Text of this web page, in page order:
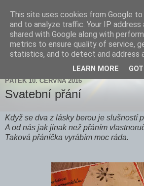
Zdenička
PÁTEK 10. ČERVNA 2016
Svatební přání
Když se dva z lásky berou je slušností
A od nás jak jinak než přáním
Taková přáníčka vyrábím moc ráda.
This site uses cookies from Google
and to analyze traffic. Your IP address
shared with Google along with
metrics to ensure quality of service,
statistics, and to detect and address
LEARN MORE